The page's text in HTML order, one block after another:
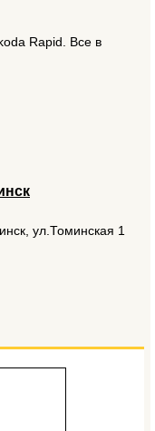
Rapid. Все в
ул.Томинская 1